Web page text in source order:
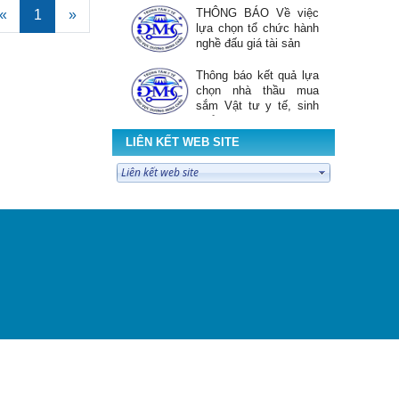
« 1 »
THÔNG BÁO Về việc
lựa chọn tổ chức hành
nghề đấu giá tài sản
Thông báo kết quả lựa
chọn nhà thầu mua
sắm Vật tư y tế, sinh
dụng tại TTYT KV...
Thông báo chào giá gói
thầu " Mua sắm biểu
LIÊN KẾT WEB SITE